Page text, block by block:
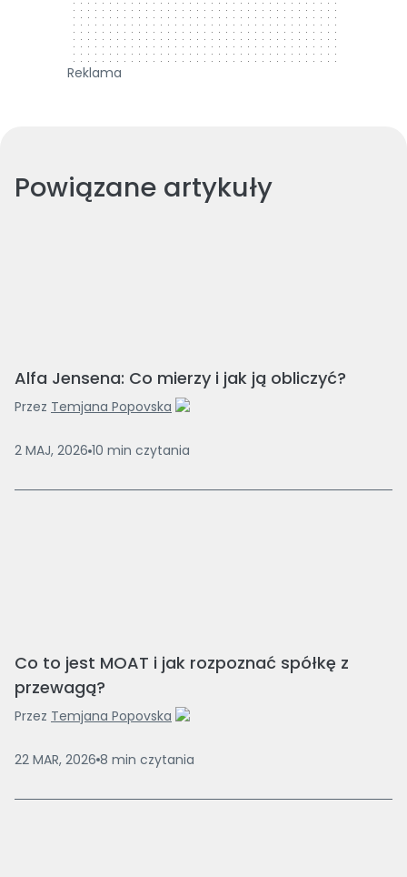
Reklama
Powiązane artykuły
Alfa Jensena: Co mierzy i jak ją obliczyć?
Przez Temjana Popovska
2 MAJ, 2026 10 min czytania
Co to jest MOAT i jak rozpoznać spółkę z
przewagą?
Przez Temjana Popovska
22 MAR, 2026 8 min czytania